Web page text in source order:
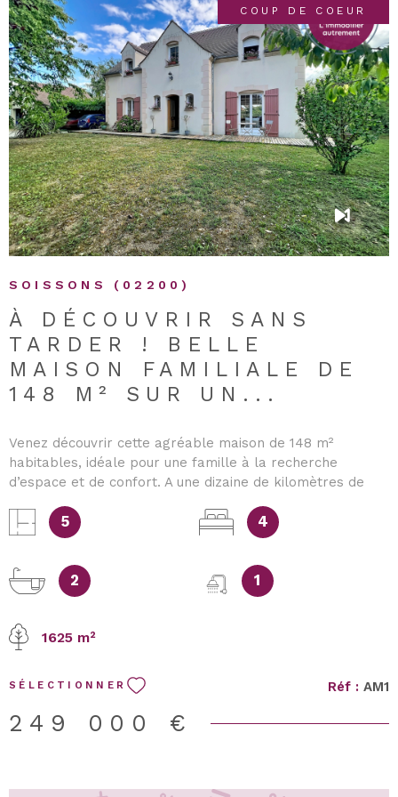
SOISSONS (02200)
À DÉCOUVRIR SANS
TARDER ! BELLE
MAISON FAMILIALE DE
148 M² SUR UN...
Venez découvrir cette agréable maison de 148 m²
habitables, idéale pour une famille à la recherche
d’espace et de confort. A une dizaine de kilomètres de
d’entrée, une belle pièce de vie lumineuse composée
d’une cuisine ouverte sur un salon-séjour de 43,91 m², une
À l’étage, la maison offre trois chambres, dont une
spacieuse suite de 18 m² avec son dressing, ainsi qu’une
un WC séparé À l’extérieur, vous profiterez d’un
de détente en famille ou entre amis, ainsi que d’une
grande terrasse. Un garage complète le bien. À l’arrière
de celui-ci se trouve une pièce entièrement aménagée,
offrant de nombreuses possibilités (bureau, salle de jeux,
5 4
2 1
1625 m²
SÉLECTIONNER Réf : AM1
249 000 €
COUP DE COEUR
VOIR LE BIEN